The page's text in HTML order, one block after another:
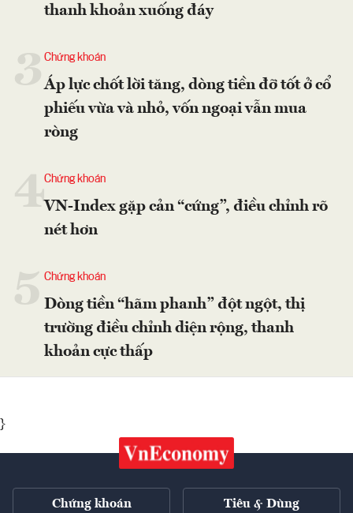
thanh khoản xuống đáy
Chứng khoán
Áp lực chốt lời tăng, dòng tiền đỡ tốt ở cổ
phiếu vừa và nhỏ, vốn ngoại vẫn mua
ròng
4Chứng khoán
VN-Index gặp cản “cứng”, điều chỉnh rõ
nét hơn
Chứng khoán
Dòng tiền “hãm phanh” đột ngột, thị
trường điều chỉnh diện rộng, thanh
khoản cực thấp
}
Chứng khoán Tiêu & Dùng